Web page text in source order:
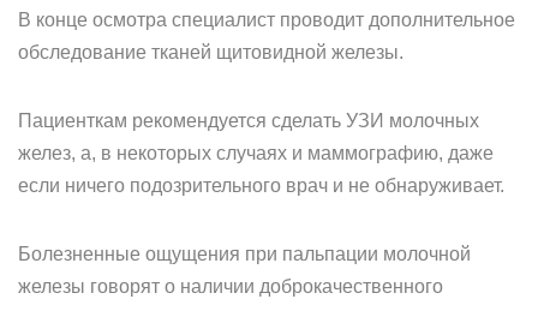
В конце осмотра специалист проводит дополнительное
обследование тканей щитовидной железы.
Пациенткам рекомендуется сделать УЗИ молочных
желез, а, в некоторых случаях и маммографию, даже
если ничего подозрительного врач и не обнаруживает.
Болезненные ощущения при пальпации молочной
железы говорят о наличии доброкачественного